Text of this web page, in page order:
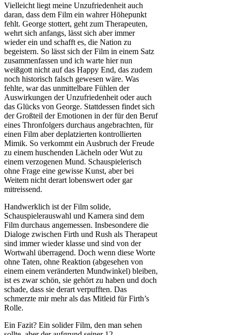
Vielleicht liegt meine Unzufriedenheit auch
daran, dass dem Film ein wahrer Höhepunkt
fehlt. George stottert, geht zum Therapeuten,
wehrt sich anfangs, lässt sich aber immer
wieder ein und schafft es, die Nation zu
begeistern. So lässt sich der Film in einem Satz
zusammenfassen und ich warte hier nun
weißgott nicht auf das Happy End, das zudem
noch historisch falsch gewesen wäre. Was
fehlte, war das unmittelbare Fühlen der
Auswirkungen der Unzufriedenheit oder auch
das Glücks von George. Stattdessen findet sich
der Großteil der Emotionen in der für den Beruf
eines Thronfolgers durchaus angebrachten, für
einen Film aber deplatzierten kontrollierten
Mimik. So verkommt ein Ausbruch der Freude
zu einem huschenden Lächeln oder Wut zu
einem verzogenen Mund. Schauspielerisch
ohne Frage eine gewisse Kunst, aber bei
Weitem nicht derart lobenswert oder gar
mitreissend.
Handwerklich ist der Film solide,
Schauspielerauswahl und Kamera sind dem
Film durchaus angemessen. Insbesondere die
Dialoge zwischen Firth und Rush als Therapeut
sind immer wieder klasse und sind von der
Wortwahl überragend. Doch wenn diese Worte
ohne Taten, ohne Reaktion (abgesehen von
einem einem veränderten Mundwinkel) bleiben,
ist es zwar schön, sie gehört zu haben und doch
schade, dass sie derart verpufften. Das
schmerzte mir mehr als das Mitleid für Firth’s
Rolle.
Ein Fazit? Ein solider Film, den man sehen